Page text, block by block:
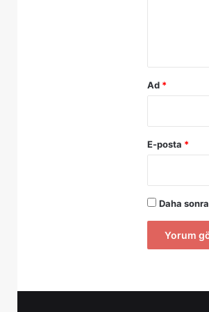
Ad *
E-posta *
Daha